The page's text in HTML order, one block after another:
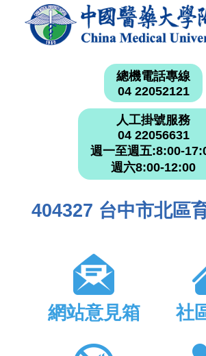
總機電話專線
04 22052121
人工掛號服務
04 22056631
週一至週五:8:00-
週六8:00-12:00
404327 台中市北區
網站意見箱 社